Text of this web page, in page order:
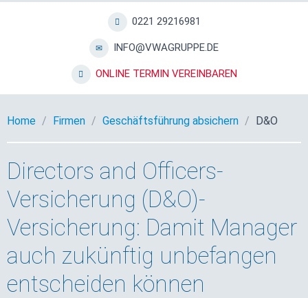
0221 29216981
INFO@VWAGRUPPE.DE
ONLINE TERMIN VEREINBAREN
Home Firmen Geschäftsführung absichern D&O
Directors and Officers-
Versicherung (D&O)-
Versicherung: Damit Manager
auch zukünftig unbefangen
entscheiden können